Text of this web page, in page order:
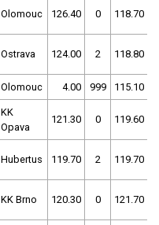
Olomouc 126.40 0 118.70
Ostrava 124.00 2 118.80
Olomouc 4.00 999 115.10
KK
Opava
121.30 0 119.60
Hubertus 119.70 2 119.70
KK Brno 120.30 0 121.70